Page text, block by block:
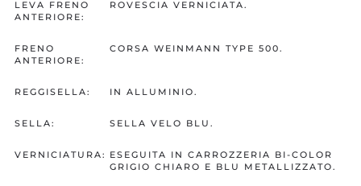
LEVA FRENO
ANTERIORE:
ROVESCIA VERNICIATA.
FRENO
ANTERIORE:
CORSA WEINMANN TYPE 500.
REGGISELLA: IN ALLUMINIO.
SELLA: SELLA VELO BLU.
VERNICIATURA: ESEGUITA IN CARROZZERIA BI-COLOR
GRIGIO CHIARO E BLU METALLIZZATO.